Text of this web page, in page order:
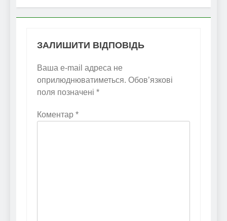
ЗАЛИШИТИ ВІДПОВІДЬ
Ваша e-mail адреса не
оприлюднюватиметься. Обов’язкові
поля позначені *
Коментар *